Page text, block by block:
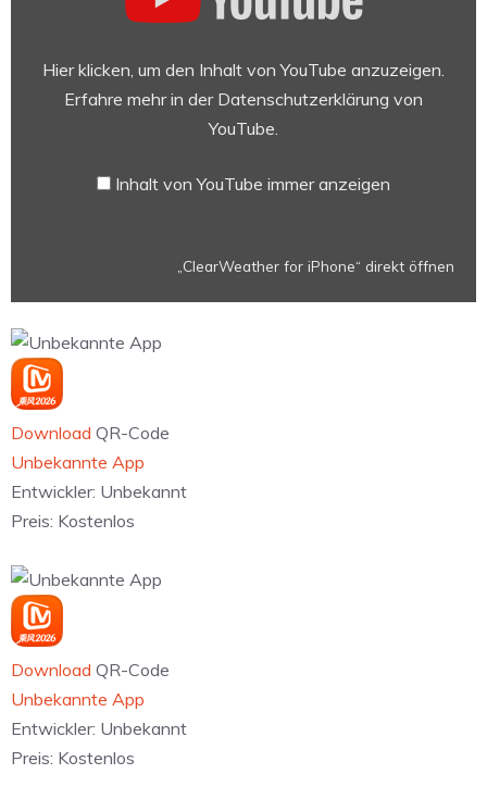
YouTube
anzeigen
Hier klicken, um den Inhalt von YouTube anzuzeigen.
Erfahre mehr in der Datenschutzerklärung von
YouTube.
Inhalt von YouTube immer anzeigen
„ClearWeather for iPhone“ direkt öffnen
Download QR-Code
Unbekannte App
Entwickler: Unbekannt
Preis: Kostenlos
Download QR-Code
Unbekannte App
Entwickler: Unbekannt
Preis: Kostenlos